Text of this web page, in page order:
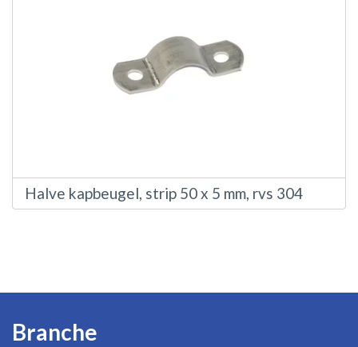
Halve kapbeugel, strip 50 x 5 mm, rvs 304
Branche